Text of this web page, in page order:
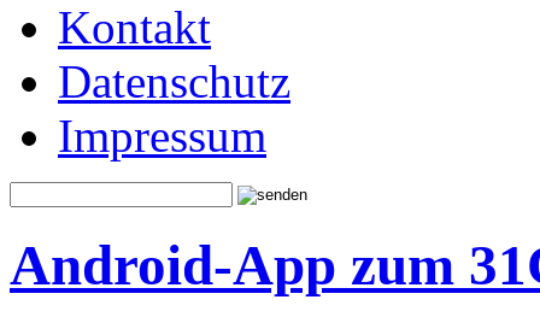
Kontakt
Datenschutz
Impressum
Android-App zum